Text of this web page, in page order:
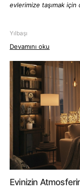
evlerimize taşımak
Yılbaşı
Devamını oku
Evinizin